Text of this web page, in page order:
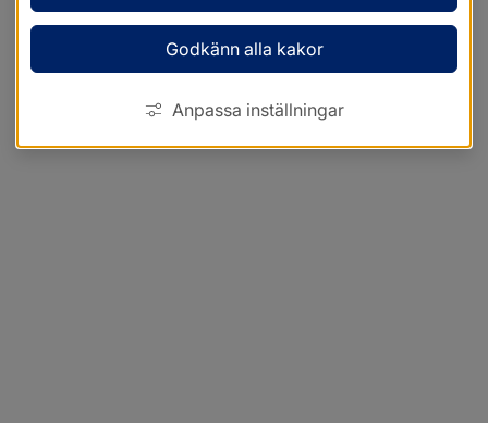
Godkänn alla kakor
Anpassa inställningar